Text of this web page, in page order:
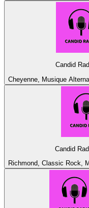
Candid
Cheyenne, Musique
Candid
Richmond, Classic Rock,